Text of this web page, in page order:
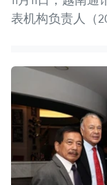
表机构负责人（